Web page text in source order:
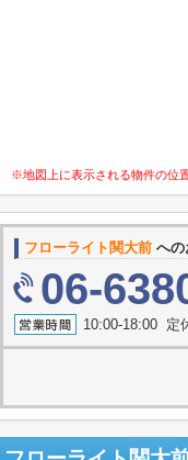
※地図上に表示される物件の位
フローライト関大前 へ
06-
10:00-18:00 定